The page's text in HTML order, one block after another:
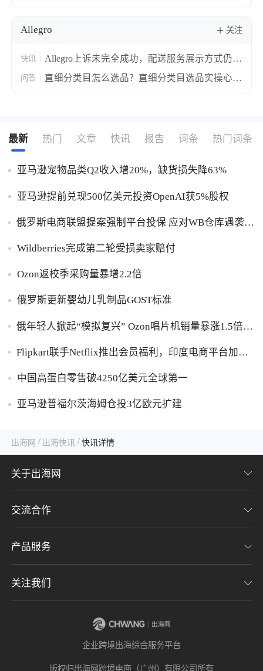
Allegro 关注
快讯
Allegro上诉未完全成功，配送服务展示方式仍需
修改
问答
直细分类目怎么选品？直细分类目选品实操心
最新 热门 文章 快讯 报告 词条 热门词条
亚马逊宠物品类Q2收入增20%，缺货损失降63%
亚马逊提前兑现500亿美元投资OpenAI获5%股权
俄罗斯电商联盟提案强制平台投保 应对WB仓库遇袭卖
Wildberries完成第二轮受损卖家赔付
Ozon返校季采购量暴增2.2倍
俄罗斯更新婴幼儿乳制品GOST标准
俄年轻人掀起“模拟复兴” Ozon唱片机销量暴涨1.5倍黑
Flipkart联手Netflix推出会员福利，印度电商平台加码
中国高蛋白零售破4250亿美元全球第一
亚马逊普福尔茨海姆仓投3亿欧元扩建
出海网 / 出海快讯 / 快讯详情
关于出海网
关于我们
加入我们
隐私协议
交流合作
联系我们
意见反馈
产品服务
CHWE全球跨境电商展
关注我们
企业跨境出海综合服务平台
版权归出海网跨境电商（广州）有限公司所有